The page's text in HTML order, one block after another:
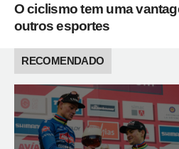
O ciclismo tem uma
outros esportes
RECOMENDADO